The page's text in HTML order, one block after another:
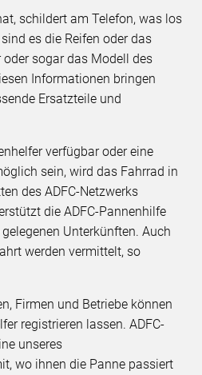
schildert am Telefon, was los
es die Reifen oder das
oder sogar das Modell des
Informationen bringen
Ersatzteile und
verfügbar oder eine
sein, wird das Fahrrad in
des ADFC-Netzwerks
die ADFC-Pannenhilfe
Unterkünften. Auch
werden vermittelt, so
Firmen und Betriebe können
registrieren lassen. ADFC-
unseres
wo ihnen die Panne passiert